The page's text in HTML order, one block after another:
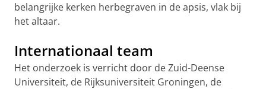
belangrijke kerken herbegraven in de apsis, vlak bij
het altaar.
Internationaal team
Het onderzoek is verricht door de Zuid-Deense
Universiteit, de Rijksuniversiteit Groningen, de